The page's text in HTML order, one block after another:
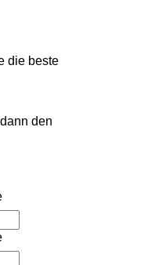
die beste
den